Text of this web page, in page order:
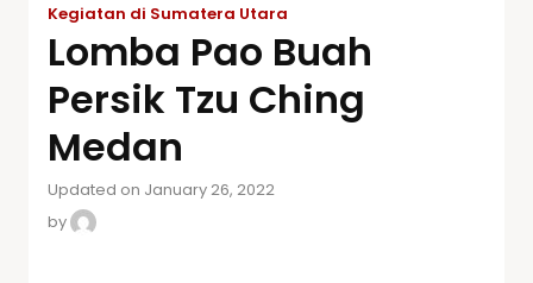
Kegiatan di Sumatera Utara
Lomba Pao Buah
Persik Tzu Ching
Medan
Updated on January 26, 2022
by